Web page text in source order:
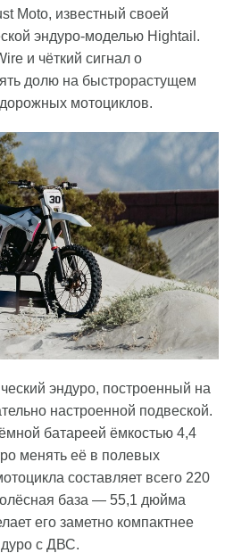
Moto, известный своей
эндуро-моделью Hightail.
и чёткий сигнал о
долю на быстрорастущем
мотоциклов.
эндуро, построенный на
настроенной подвеской.
батареей ёмкостью 4,4
менять её в полевых
составляет всего 220
база — 55,1 дюйма
его заметно компактнее
с ДВС.